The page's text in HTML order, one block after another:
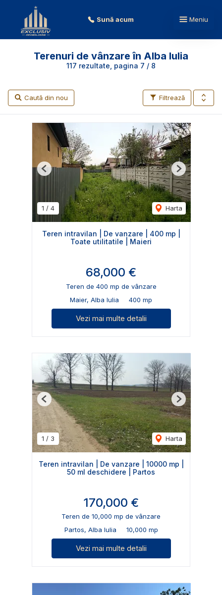
Sună acum Meniu
117 rezultate, pagina 7 / 8
Terenuri de vânzare în Alba Iulia
Filtrează
Caută din nou
1 / 4 Harta
Previous Next
Teren intravilan | De vanzare | 400 mp |
Toate utilitatile | Maieri
68,000 €
Teren de 400 mp de vânzare
Maier, Alba Iulia
400 mp
Vezi mai multe detalii
1 / 3 Harta
Previous Next
Teren intravilan | De vanzare | 10000 mp |
50 ml deschidere | Partos
170,000 €
Teren de 10,000 mp de vânzare
Partos, Alba Iulia
10,000 mp
Vezi mai multe detalii